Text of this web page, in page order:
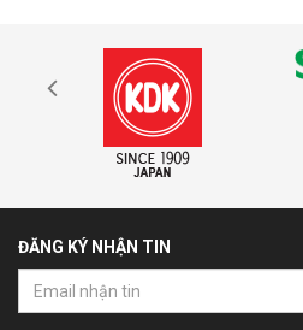
ĐĂNG KÝ NHẬN TIN